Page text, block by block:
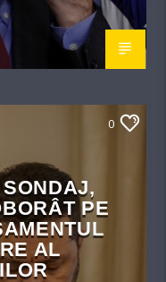
0
PE
AL